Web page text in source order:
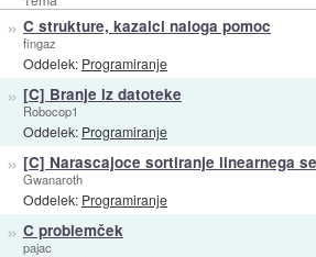
» C strukture, kazalci naloga pomoc
fingaz
Oddelek: Programiranje
» [C] Branje iz datoteke
Robocop1
Oddelek: Programiranje
» [C] Narascajoce sortiranje linearnega
Gwanaroth
Oddelek: Programiranje
» C problemček
pajac